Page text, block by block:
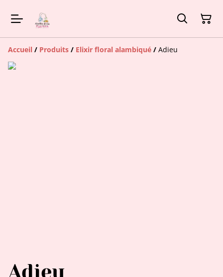
Accueil / Produits / Elixir floral alambiqué / Adieu
Adieu